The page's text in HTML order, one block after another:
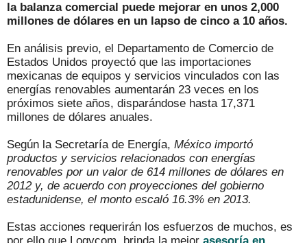
la balanza comercial puede mejorar en unos 2,000
millones de dólares en un lapso de cinco a 10 años.
En análisis previo, el Departamento de Comercio de
Estados Unidos proyectó que las importaciones
mexicanas de equipos y servicios vinculados con las
energías renovables aumentarán 23 veces en los
próximos siete años, disparándose hasta 17,371
millones de dólares anuales.
Según la Secretaría de Energía, México importó
productos y servicios relacionados con energías
renovables por un valor de 614 millones de dólares en
2012 y, de acuerdo con proyecciones del gobierno
estadunidense, el monto escaló 16.3% en 2013.
Estas acciones requerirán los esfuerzos de muchos, es
por ello que Logycom , brinda la mejor asesoría en